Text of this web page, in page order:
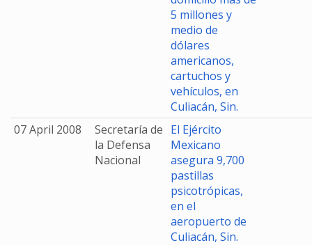
5 millones y
medio de
dólares
americanos,
cartuchos y
vehículos, en
Culiacán, Sin.
07 April 2008
Secretaría de
la Defensa
Nacional
El Ejército
Mexicano
asegura 9,700
pastillas
psicotrópicas,
en el
aeropuerto de
Culiacán, Sin.